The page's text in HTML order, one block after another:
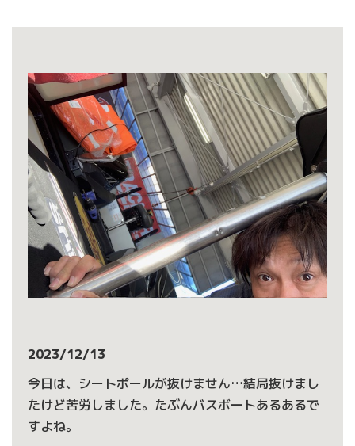
2023/12/13
今日は、シートポールが抜けません…結局抜けまし
たけど苦労しました。たぶんバスボートあるあるで
すよね。